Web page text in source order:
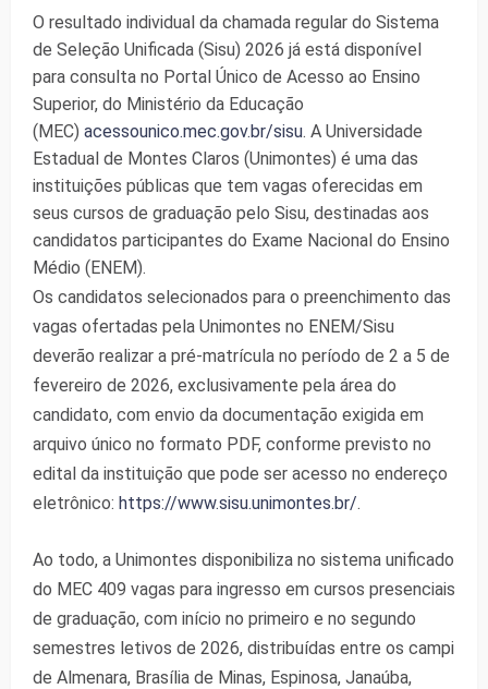
O resultado individual da chamada regular do Sistema
de Seleção Unificada (Sisu) 2026 já está disponível
para consulta no Portal Único de Acesso ao Ensino
Superior, do Ministério da Educação
(MEC) acessounico.mec.gov.br/sisu. A Universidade
Estadual de Montes Claros (Unimontes) é uma das
instituições públicas que tem vagas oferecidas em
seus cursos de graduação pelo Sisu, destinadas aos
candidatos participantes do Exame Nacional do Ensino
Médio (ENEM).
Os candidatos selecionados para o preenchimento das
vagas ofertadas pela Unimontes no ENEM/Sisu
deverão realizar a pré-matrícula no período de 2 a 5 de
fevereiro de 2026, exclusivamente pela área do
candidato, com envio da documentação exigida em
arquivo único no formato PDF, conforme previsto no
edital da instituição que pode ser acesso no endereço
eletrônico: https://www.sisu.unimontes.br/.
Ao todo, a Unimontes disponibiliza no sistema unificado
do MEC 409 vagas para ingresso em cursos presenciais
de graduação, com início no primeiro e no segundo
semestres letivos de 2026, distribuídas entre os campi
de Almenara, Brasília de Minas, Espinosa, Janaúba,